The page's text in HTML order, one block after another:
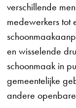
verschillende
medewerkers tot
en wisselende
schoonmaak in
gemeentelijke
andere